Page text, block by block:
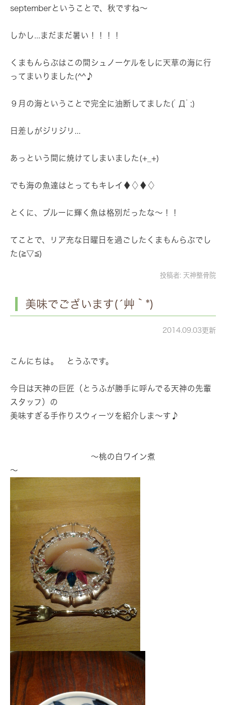
septemberということで、秋ですね～
しかし...まだまだ暑い！！！！
くまもんらぶはこの間シュノーケルをしに天草の海に行
ってまいりました(^^♪
９月の海ということで完全に油断してました(ﾟДﾟ;)
日差しがジリジリ...
あっという間に焼けてしまいました(+_+)
でも海の魚達はとってもキレイ♦♢♦♢
とくに、ブルーに輝く魚は格別だったな～！！
てことで、リア充な日曜日を過ごしたくまもんらぶでし
た(≧▽≦)
投稿者: 天神整骨院
美味でございます(´艸｀*)
2014.09.03更新
こんにちは。 とうふです。
今日は天神の巨匠（とうふが勝手に呼んでる天神の先輩
スタッフ）の
美味すぎる手作りスウィーツを紹介しま～す♪
～桃の白ワイン煮
～